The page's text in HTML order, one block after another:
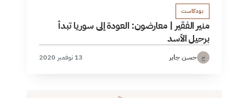
بودكاست
منير الفقير | معارضون: العودة إلى سوريا تبدأ
برحيل الأسد
ح حسن جابر 13 نوفمبر 2020